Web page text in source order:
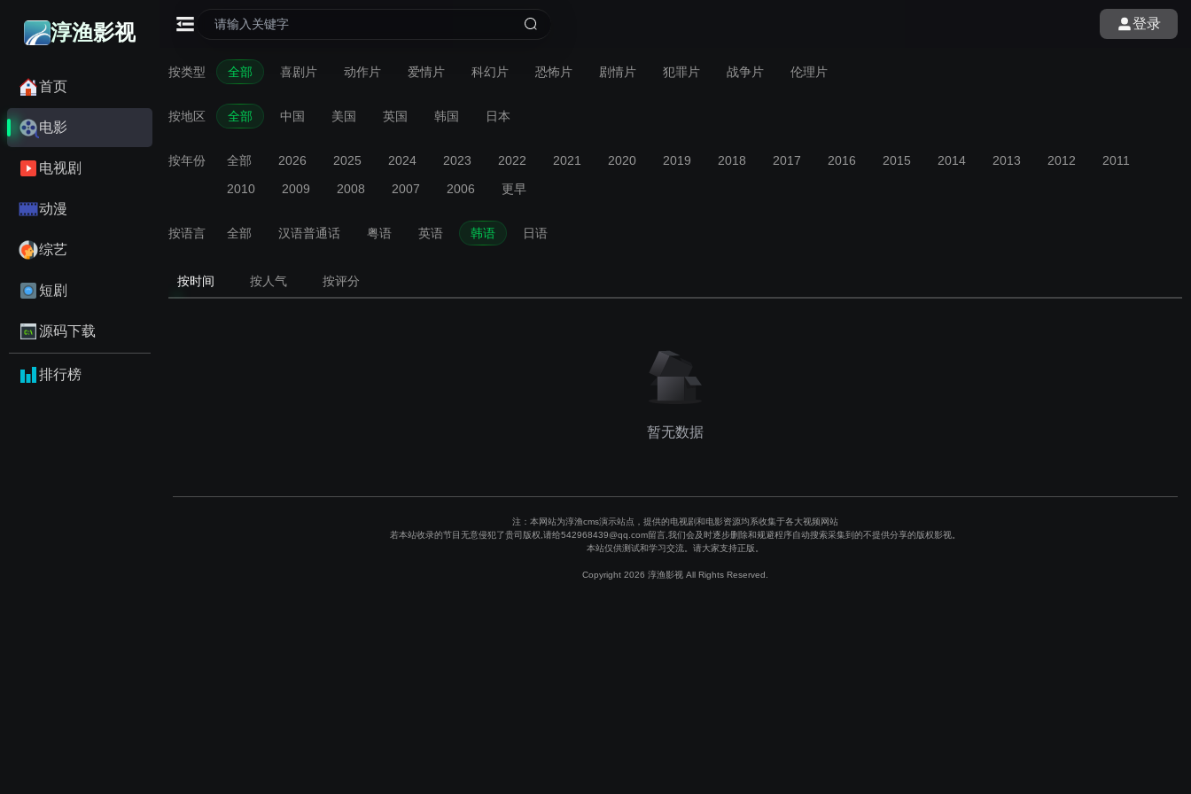
淳渔影视
首页
电影
电视剧
动漫
综艺
短剧
源码下载
排行榜
登录
按类型 全部 喜剧片 动作片 爱情片 科幻片 恐怖片 剧情片 犯罪片 战争片 伦理片
按地区 全部 中国 美国 英国 韩国 日本
按年份 全部 2026 2025 2024 2023 2022 2021 2020 2019 2018 2017 2016 2015 2014 2013 2012
2011
2010
2009 2008 2007 2006 更早
按语言 全部 汉语普通话 粤语 英语 韩语 日语
按时间 按人气 按评分
暂无数据
注：本网站为淳渔cms演示站点，提供的电视剧和电影资源均系收集于各大视频网站
若本站收录的节目无意侵犯了贵司版权,请给542968439@qq.com留言,我们会及时逐步删除和规避程序自动搜索采集到的不提供分享的版权影视。
本站仅供测试和学习交流。请大家支持正版。
Copyright 2026 淳渔影视 All Rights Reserved.